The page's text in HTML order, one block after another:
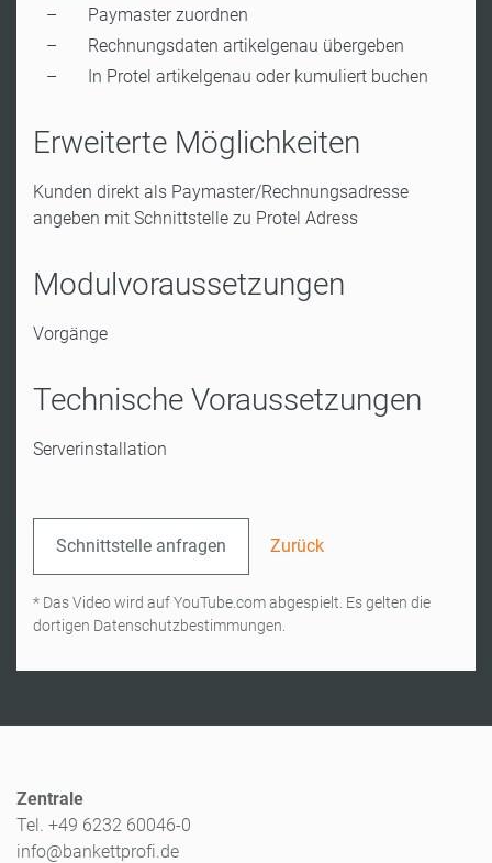
Paymaster zuordnen
Rechnungsdaten artikelgenau übergeben
In Protel artikelgenau oder kumuliert buchen
Erweiterte Möglichkeiten
Kunden direkt als Paymaster/Rechnungsadresse
angeben mit Schnittstelle zu Protel Adress
Modulvoraussetzungen
Vorgänge
Technische Voraussetzungen
Serverinstallation
Schnittstelle anfragen Zurück
* Das Video wird auf YouTube.com abgespielt. Es gelten die
dortigen Datenschutzbestimmungen.
Zentrale
Tel. +49 6232 60046-0
info@bankettprofi.de